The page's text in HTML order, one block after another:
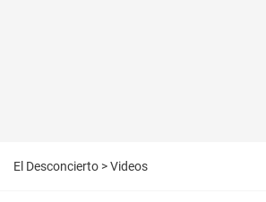
El Desconcierto >Videos